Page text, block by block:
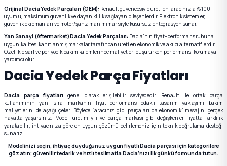
Orijinal Dacia Yedek Parçaları (OEM): Renault güvencesiyle üretilen, aracınızla %100
uyumlu, maksimum güvenlik ve dayanıklılık sağlayan bileşenlerdir. Elektronik sistemler,
güvenlik ekipmanları ve motor/şanzıman mimarisiyle kusursuz entegrasyon sunar.
Yan Sanayi (Aftermarket) Dacia Yedek Parçaları: Dacia’nın fiyat–performans ruhuna
uygun, kalitesi kanıtlanmış markalar tarafından üretilen ekonomik ve akılcı alternatiflerdir.
Özellikle sarf ve periyodik bakım kalemlerinde maliyetleri düşürürken performansı korumaya
yardımcı olur.
Dacia Yedek Parça Fiyatları
Dacia parça fiyatları genel olarak erişilebilir seviyededir. Renault ile ortak parça
kullanımının yanı sıra, markanın fiyat–performans odaklı tasarım yaklaşımı bakım
maliyetlerini de aşağı çeker. Böylece “aracınız gibi parçaları da ekonomik” mesajını gerçek
hayatta yaşarsınız. Model, üretim yılı ve parça markası gibi değişkenler fiyatta farklılık
yaratabilir; ihtiyacınıza göre en uygun çözümü belirlemeniz için teknik doğrulama desteği
sunarız.
Modelinizi seçin, ihtiyaç duyduğunuz uygun fiyatlı Dacia parçası için kategorilere
göz atın; güvenilir tedarik ve hızlı teslimatla Dacia’nızı ilk günkü formunda tutun.